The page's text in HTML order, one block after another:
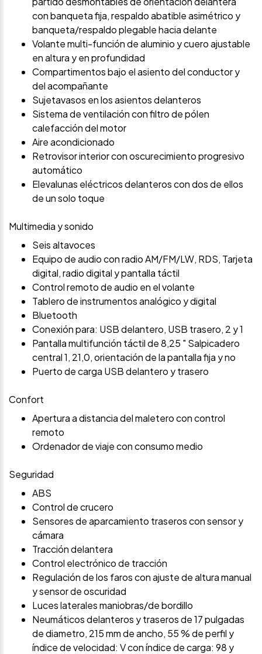
con banqueta fija, respaldo abatible asimétrico y
banqueta/respaldo plegable hacia delante
Volante multi-función de aluminio y cuero ajustable
en altura y en profundidad
Compartimentos bajo el asiento del conductor y
del acompañante
Sujetavasos en los asientos delanteros
Sistema de ventilación con filtro de pólen
calefacción del motor
Aire acondicionado
Retrovisor interior con oscurecimiento progresivo
automático
Elevalunas eléctricos delanteros con dos de ellos
de un solo toque
Multimedia y sonido
Seis altavoces
Equipo de audio con radio AM/FM/LW, RDS, Tarjeta
digital, radio digital y pantalla táctil
Control remoto de audio en el volante
Tablero de instrumentos analógico y digital
Bluetooth
Conexión para: USB delantero, USB trasero, 2 y 1
Pantalla multifunción táctil de 8,25 " Salpicadero
central 1, 21,0, orientación de la pantalla fija y no
Puerto de carga USB delantero y trasero
Confort
Apertura a distancia del maletero con control
remoto
Ordenador de viaje con consumo medio
Seguridad
ABS
Control de crucero
Sensores de aparcamiento traseros con sensor y
cámara
Tracción delantera
Control electrónico de tracción
Regulación de los faros con ajuste de altura manual
y sensor de oscuridad
Luces laterales maniobras/de bordillo
Neumáticos delanteros y traseros de 17 pulgadas
de diametro, 215 mm de ancho, 55 % de perfil y
índice de velocidad: V con índice de carga: 98 y